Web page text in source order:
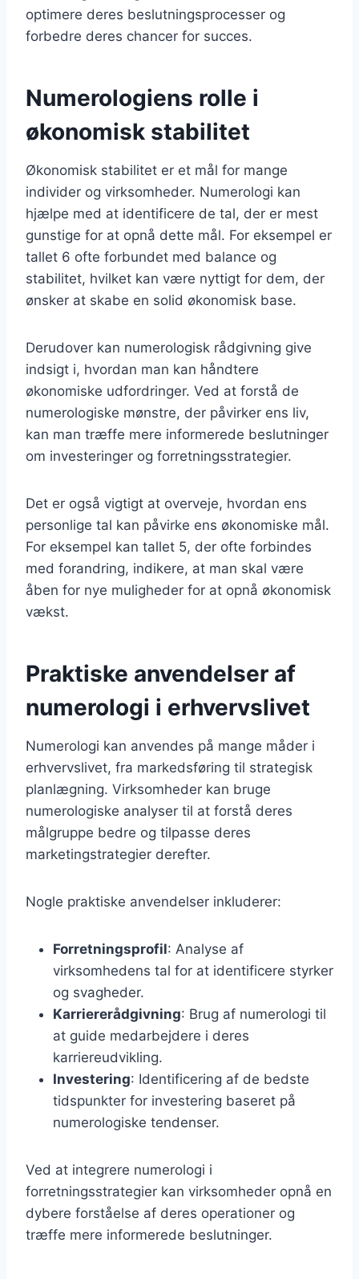
optimere deres beslutningsprocesser og
forbedre deres chancer for succes.
Numerologiens rolle i
økonomisk stabilitet
Økonomisk stabilitet er et mål for mange
individer og virksomheder. Numerologi kan
hjælpe med at identificere de tal, der er mest
gunstige for at opnå dette mål. For eksempel er
tallet 6 ofte forbundet med balance og
stabilitet, hvilket kan være nyttigt for dem, der
ønsker at skabe en solid økonomisk base.
Derudover kan numerologisk rådgivning give
indsigt i, hvordan man kan håndtere
økonomiske udfordringer. Ved at forstå de
numerologiske mønstre, der påvirker ens liv,
kan man træffe mere informerede beslutninger
om investeringer og forretningsstrategier.
Det er også vigtigt at overveje, hvordan ens
personlige tal kan påvirke ens økonomiske mål.
For eksempel kan tallet 5, der ofte forbindes
med forandring, indikere, at man skal være
åben for nye muligheder for at opnå økonomisk
vækst.
Praktiske anvendelser af
numerologi i erhvervslivet
Numerologi kan anvendes på mange måder i
erhvervslivet, fra markedsføring til strategisk
planlægning. Virksomheder kan bruge
numerologiske analyser til at forstå deres
målgruppe bedre og tilpasse deres
marketingstrategier derefter.
Nogle praktiske anvendelser inkluderer:
Forretningsprofil: Analyse af
virksomhedens tal for at identificere styrker
og svagheder.
Karriererådgivning: Brug af numerologi til
at guide medarbejdere i deres
karriereudvikling.
Investering: Identificering af de bedste
tidspunkter for investering baseret på
numerologiske tendenser.
Ved at integrere numerologi i
forretningsstrategier kan virksomheder opnå en
dybere forståelse af deres operationer og
træffe mere informerede beslutninger.